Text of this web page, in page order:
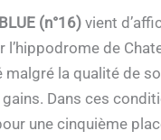
(n°16) vient
l’hippodrome de
malgré la qualité de
Dans ces
une cinquième